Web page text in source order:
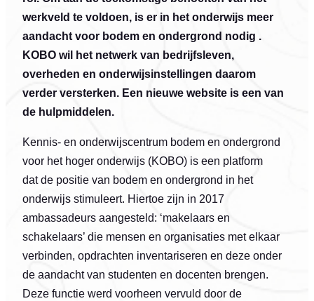
werkveld te voldoen, is er in het onderwijs meer
aandacht voor bodem en ondergrond nodig .
KOBO wil het netwerk van bedrijfsleven,
overheden en onderwijsinstellingen daarom
verder versterken. Een nieuwe website is een van
de hulpmiddelen.
Kennis- en onderwijscentrum bodem en ondergrond
voor het hoger onderwijs (KOBO) is een platform
dat de positie van bodem en ondergrond in het
onderwijs stimuleert. Hiertoe zijn in 2017
ambassadeurs aangesteld: ‘makelaars en
schakelaars’ die mensen en organisaties met elkaar
verbinden, opdrachten inventariseren en deze onder
de aandacht van studenten en docenten brengen.
Deze functie werd voorheen vervuld door de